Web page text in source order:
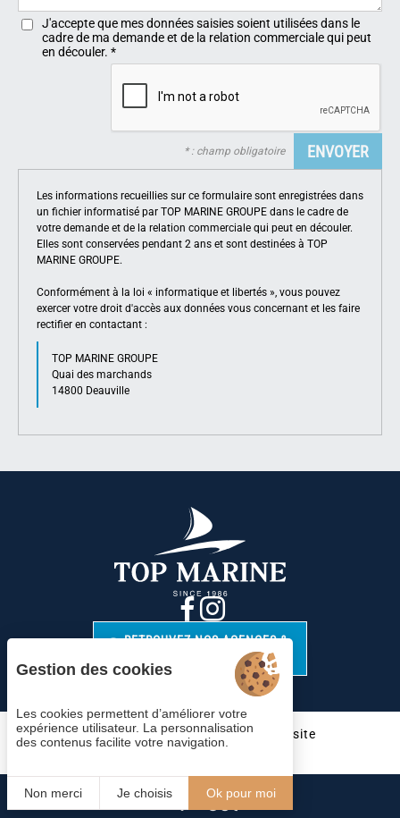
J'accepte que mes données saisies soient utilisées dans le
cadre de ma demande et de la relation commerciale qui peut
en découler. *
* : champ obligatoire
Les informations recueillies sur ce formulaire sont enregistrées dans
un fichier informatisé par TOP MARINE GROUPE dans le cadre de
votre demande et de la relation commerciale qui peut en découler.
Elles sont conservées pendant 2 ans et sont destinées à TOP
MARINE GROUPE.
Conformément à la loi « informatique et libertés », vous pouvez
exercer votre droit d'accès aux données vous concernant et les faire
rectifier en contactant :
TOP MARINE GROUPE
Quai des marchands
14800 Deauville
RETROUVEZ NOS AGENCES &
CookiesMentions légalesPlan du site
© 2023 Juliana Web créateur
Gestion des cookies
Les cookies permettent d’améliorer votre
expérience utilisateur. La personnalisation
des contenus facilite votre navigation.
Non merci Je choisis Ok pour moi